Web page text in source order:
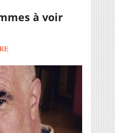
à voir